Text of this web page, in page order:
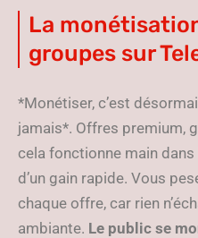
La
groupes sur
*Monétiser, c’est
jamais*. Offres premium,
cela fonctionne main
d’un gain rapide. Vous
chaque offre, car rien
ambiante. Le public se